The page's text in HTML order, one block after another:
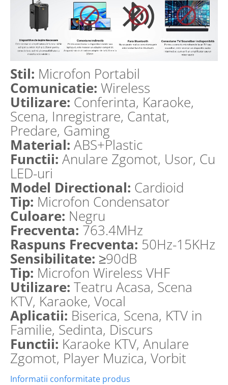
Stil: Microfon Portabil
Comunicatie: Wireless
Utilizare: Conferinta, Karaoke,
Scena, Inregistrare, Cantat,
Predare, Gaming
Material: ABS+Plastic
Functii: Anulare Zgomot, Usor, Cu
LED-uri
Model Directional: Cardioid
Tip: Microfon Condensator
Culoare: Negru
Frecventa: 763.4MHz
Raspuns Frecventa: 50Hz-15KHz
Sensibilitate: ≥90dB
Tip: Microfon Wireless VHF
Utilizare: Teatru Acasa, Scena
KTV, Karaoke, Vocal
Aplicatii: Biserica, Scena, KTV in
Familie, Sedinta, Discurs
Functii: Karaoke KTV, Anulare
Zgomot, Player Muzica, Vorbit
Informatii conformitate produs